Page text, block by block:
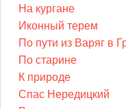
На кургане
Иконный терем
По пути из Варяг в
По старине
К природе
Спас Нередицкий